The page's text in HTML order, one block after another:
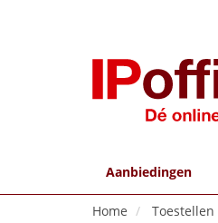
Aanbiedingen
Home Toestellen